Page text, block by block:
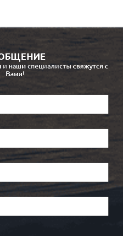
и наши специалисты свяжутся с
Вами!